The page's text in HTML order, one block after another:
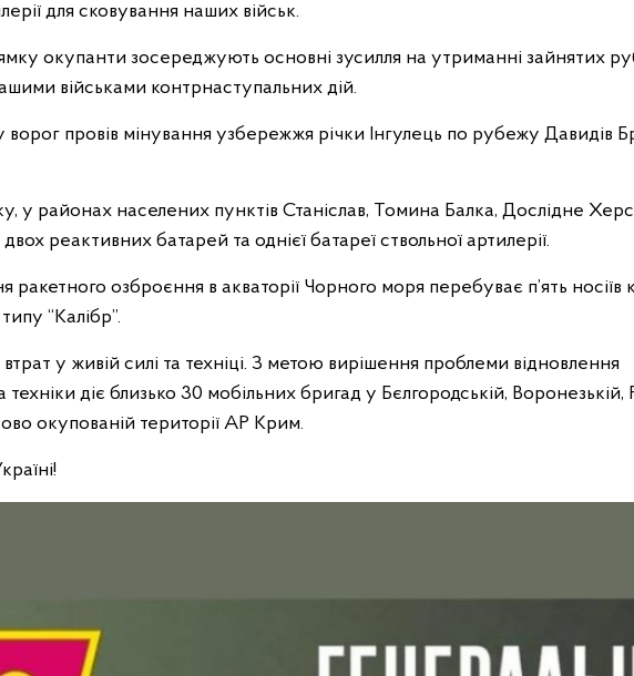
для сковування наших військ.
окупанти зосереджують основні зусилля на утриманні зайнятих
військами контрнаступальних дій.
провів мінування узбережжя річки Інгулець по рубежу Давидів
у районах населених пунктів Станіслав, Томина Балка, Дослідне
реактивних батарей та однієї батареї ствольної артилерії.
ракетного озброєння в акваторії Чорного моря перебуває п’ять носіїв
“Калібр”.
у живій силі та техніці. З метою вирішення проблеми відновлення
діє близько 30 мобільних бригад у Бєлгородській, Воронезькій,
окупованій території АР Крим.